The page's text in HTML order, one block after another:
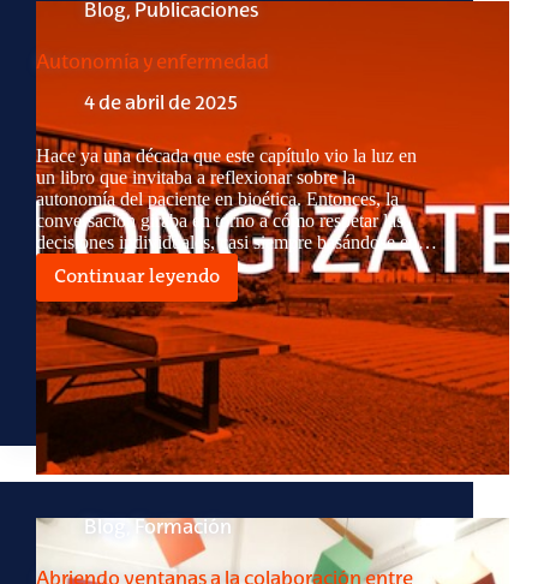
Blog, Publicaciones
Autonomía y enfermedad
4 de abril de 2025
Hace ya una década que este capítulo vio la luz en
un libro que invitaba a reflexionar sobre la
autonomía del paciente en bioética. Entonces, la
conversación giraba en torno a cómo respetar las
decisiones individuales, casi siempre basándose en…
Continuar leyendo
Autonomía
y
enfermedad
Blog Formación
Abriendo ventanas a la colaboración entre